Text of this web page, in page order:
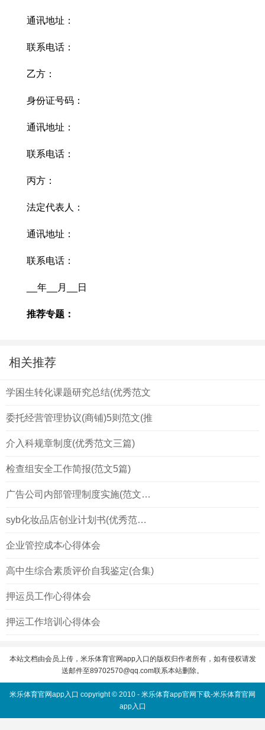
通讯地址：
联系电话：
乙方：
身份证号码：
通讯地址：
联系电话：
丙方：
法定代表人：
通讯地址：
联系电话：
__年__月__日
推荐专题：
相关推荐
学困生转化课题研究总结(优秀范文
委托经营管理协议(商铺)5则范文(推
介入科规章制度(优秀范文三篇)
检查组安全工作简报(范文5篇)
广告公司内部管理制度实施(范文6篇
syb化妆品店创业计划书(优秀范文三
企业管控成本心得体会
高中生综合素质评价自我鉴定(合集)
押运员工作心得体会
押运工作培训心得体会
本站文档由会员上传，米乐体育官网app入口的版权归作者所有，如有侵权请发
送邮件至89702570@qq.com联系本站删除。
米乐体育官网app入口 copyright © 2010 - 米乐体育app官网下载-米乐体育官网
app入口